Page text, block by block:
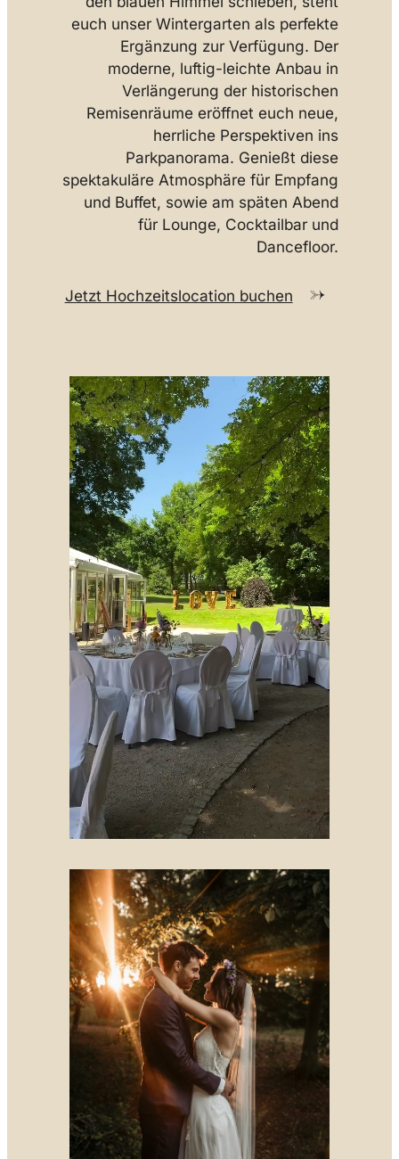
euch unser Wintergarten als perfekte
Ergänzung zur Verfügung. Der
moderne, luftig-leichte Anbau in
Verlängerung der historischen
Remisenräume eröffnet euch neue,
herrliche Perspektiven ins
Parkpanorama. Genießt diese
spektakuläre Atmosphäre für Empfang
und Buffet, sowie am späten Abend
für Lounge, Cocktailbar und
Dancefloor.
Jetzt Hochzeitslocation buchen